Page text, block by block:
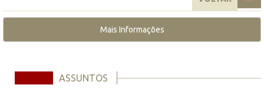
Mais Informações
ASSUNTOS